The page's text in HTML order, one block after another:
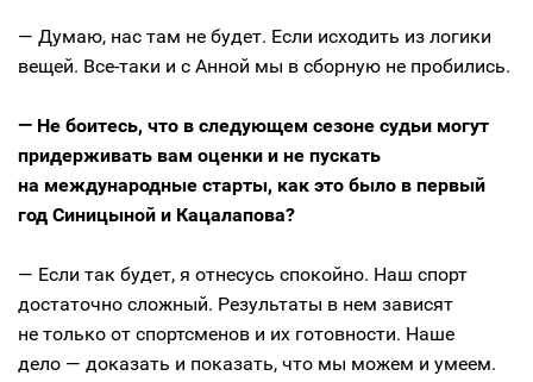
— Думаю, нас там не будет. Если исходить из логики
вещей. Все-таки и с Анной мы в сборную не пробились.
— Не боитесь, что в следующем сезоне судьи могут
придерживать вам оценки и не пускать
на международные старты, как это было в первый
год Синицыной и Кацалапова?
— Если так будет, я отнесусь спокойно. Наш спорт
достаточно сложный. Результаты в нем зависят
не только от спортсменов и их готовности. Наше
дело — доказать и показать, что мы можем и умеем.